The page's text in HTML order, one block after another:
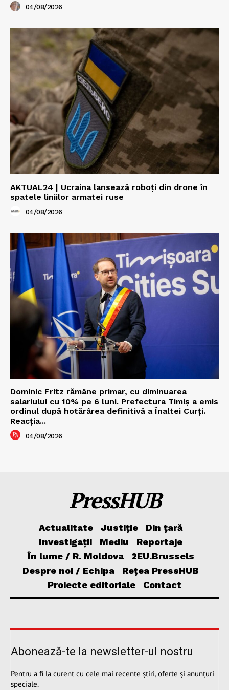
04/08/2026
AKTUAL24 | Ucraina lansează roboți din drone în
spatele liniilor armatei ruse
04/08/2026
Dominic Fritz rămâne primar, cu diminuarea
salariului cu 10% pe 6 luni. Prefectura Timiș a emis
ordinul după hotărârea definitivă a Înaltei Curți.
Reacția...
04/08/2026
PressHUB
Actualitate Justiție
Din țară
Investigații
Mediu
Reportaje
În lume / R. Moldova
2EU.Brussels
Despre noi / Echipa
Rețea PressHUB
Proiecte editoriale
Contact
Abonează-te la newsletter-ul nostru
Pentru a fi la curent cu cele mai recente știri, oferte și anunțuri
speciale.